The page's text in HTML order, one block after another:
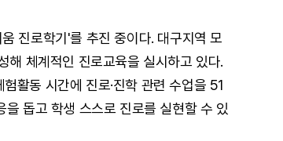
진로학기'를 추진 중이다. 대구지역 모
체계적인 진로교육을 실시하고 있다.
활동 시간에 진로·진학 관련 수업을 51
돕고 학생 스스로 진로를 실현할 수 있